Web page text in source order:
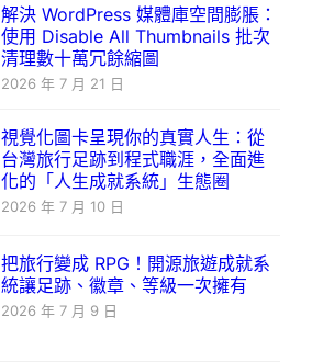
解決 WordPress 媒體庫空間膨脹：
使用 Disable All Thumbnails 批次
清理數十萬冗餘縮圖
2026 年 7 月 21 日
視覺化圖卡呈現你的真實人生：從
台灣旅行足跡到程式職涯，全面進
化的「人生成就系統」生態圈
2026 年 7 月 10 日
把旅行變成 RPG！開源旅遊成就系
統讓足跡、徽章、等級一次擁有
2026 年 7 月 9 日